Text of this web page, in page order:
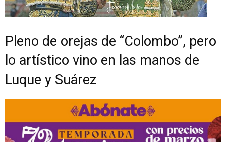
P leno de orejas de “Colombo”, pero
lo artístico vino en las manos de
Luque y Suárez